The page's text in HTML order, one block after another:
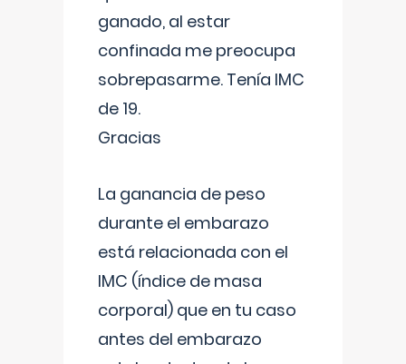
ganado, al estar
confinada me preocupa
sobrepasarme. Tenía IMC
de 19.
Gracias
La ganancia de peso
durante el embarazo
está relacionada con el
IMC (índice de masa
corporal) que en tu caso
antes del embarazo